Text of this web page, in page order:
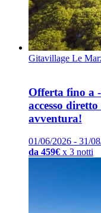
Gitavillage Le
Offerta fino a
accesso
avventura!
01/06/2026 - 31/
da 459€ x 3 notti